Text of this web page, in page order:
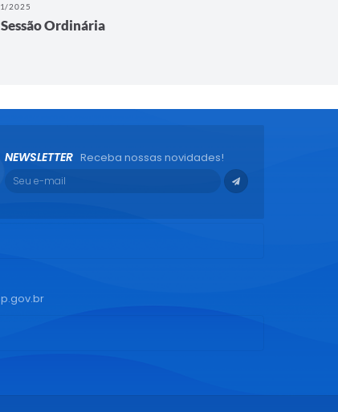
2025
Sessão Ordinária
NEWSLETTER Receba nossas novidades!